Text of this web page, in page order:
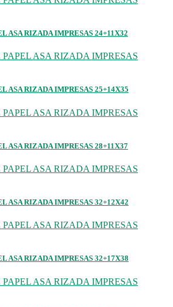
ASA RIZADA IMPRESAS 24+11X32
ASA RIZADA IMPRESAS 25+14X35
ASA RIZADA IMPRESAS 28+11X37
ASA RIZADA IMPRESAS 32+12X42
ASA RIZADA IMPRESAS 32+17X38